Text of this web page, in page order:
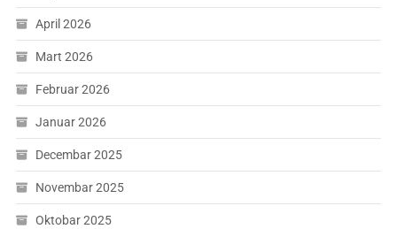
April 2026
Mart 2026
Februar 2026
Januar 2026
Decembar 2025
Novembar 2025
Oktobar 2025